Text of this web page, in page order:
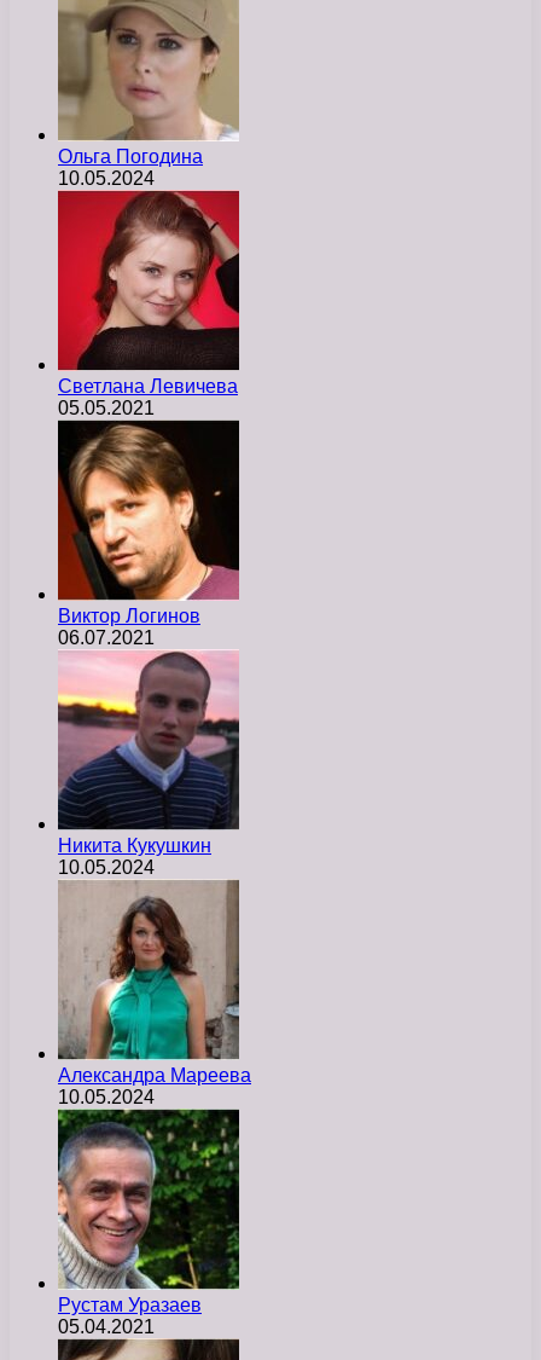
Ольга Погодина
10.05.2024
Светлана Левичева
05.05.2021
Виктор Логинов
06.07.2021
Никита Кукушкин
10.05.2024
Александра Мареева
10.05.2024
Рустам Уразаев
05.04.2021